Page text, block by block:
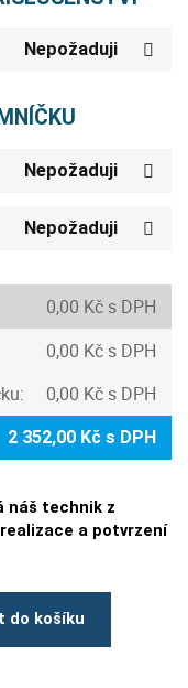
Nepožaduji
Nepožaduji
Nepožaduji
0,00 Kč s DPH
0,00 Kč s DPH
0,00 Kč s DPH
2 352,00 Kč s DPH
náš technik z
a potvrzení
do košíku